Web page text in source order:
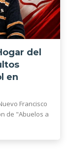
del
en
Francisco
de "Abuelos a